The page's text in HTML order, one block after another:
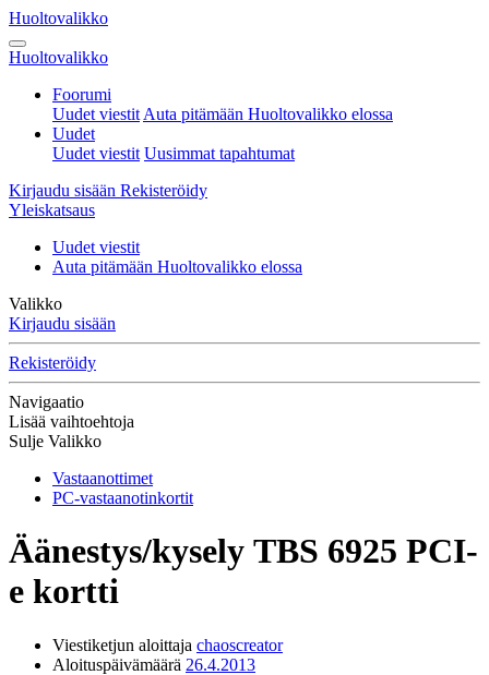
Huoltovalikko
Huoltovalikko
Foorumi
Uudet viestit Auta pitämään Huoltovalikko elossa
Uudet
Uudet viestit Uusimmat tapahtumat
Kirjaudu sisään Rekisteröidy
Yleiskatsaus
Uudet viestit
Auta pitämään Huoltovalikko elossa
Valikko
Kirjaudu sisään
Rekisteröidy
Navigaatio
Lisää vaihtoehtoja
Sulje Valikko
Vastaanottimet
PC-vastaanotinkortit
Äänestys/kysely TBS 6925 PCI-
e kortti
Viestiketjun aloittaja chaoscreator
Aloituspäivämäärä 26.4.2013